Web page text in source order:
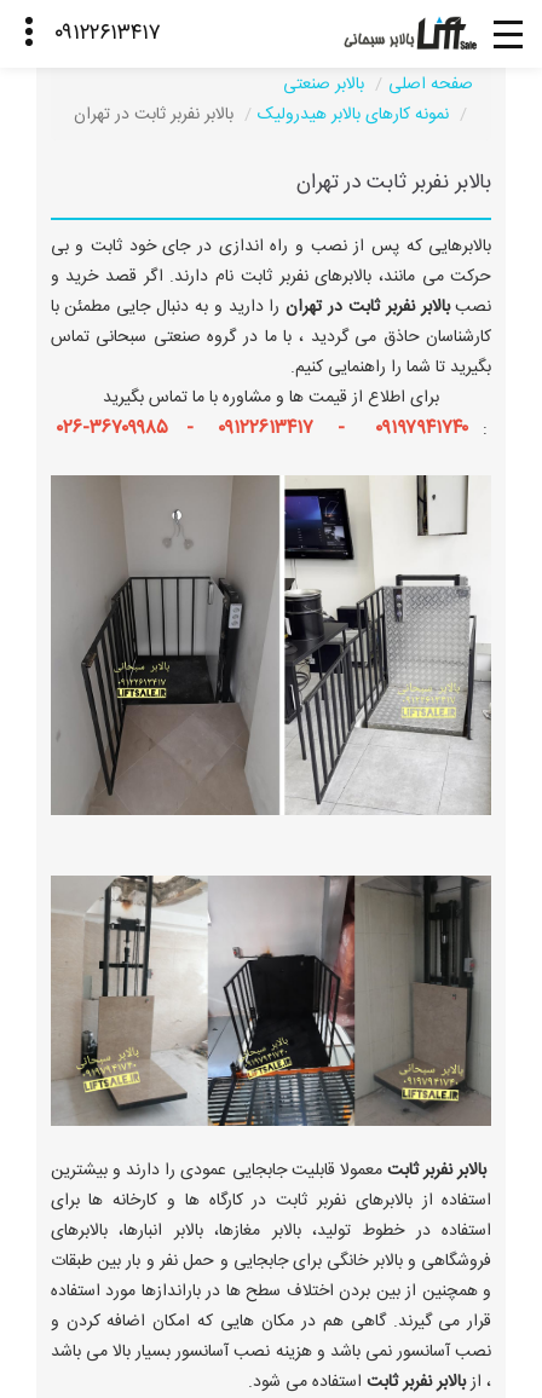
صفحه اصلی
بالابر صنعتی
نمونه کارهای بالابر هیدرولیک
بالابر نفربر ثابت در تهران
بالابر نفربر ثابت در تهران
بالابرهایی که پس از نصب و راه اندازی در جای خود ثابت و بی
حرکت می مانند، بالابرهای نفربر ثابت نام دارند. اگر قصد خرید و
نصببالابر نفربر ثابت در تهرانرا دارید و به دنبال جایی مطمئن با
کارشناسان حاذق می گردید ، با ما در گروه صنعتی سبحانی تماس
بگیرید تا شما را راهنمایی کنیم.
برای اطلاع از قیمت ها و مشاوره با ما تماس بگیرید
: ۰۹۱۹۷۹۴۱۷۴۰ - ۰۹۱۲۲۶۱۳۴۱۷ - ۳۶۷۰۹۹۸۵-۰۲۶
بالابر نفربر ثابتمعمولا قابلیت جابجایی عمودی را دارند و بیشترین
استفاده از بالابرهای نفربر ثابت در کارگاه ها و کارخانه ها برای
استفاده در خطوط تولید، بالابر مغازها، بالابر انبارها، بالابرهای
فروشگاهی و بالابر خانگی برای جابجایی و حمل نفر و بار بین طبقات
و همچنین از بین بردن اختلاف سطح ها در باراندازها مورد استفاده
قرار می گیرند. گاهی هم در مکان هایی که امکان اضافه کردن و
نصب آسانسور نمی باشد و هزینه نصب آسانسور بسیار بالا می باشد
، ازبالابر نفربر ثابتاستفاده می شود.